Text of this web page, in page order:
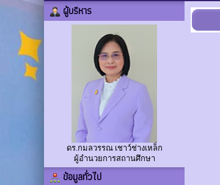
ผู้บริหาร
ดร.กมลวรรณ เชาว์ช่างเหล็ก
ผู้อำนวยการสถานศึกษา
ข้อมูลทั่วไป